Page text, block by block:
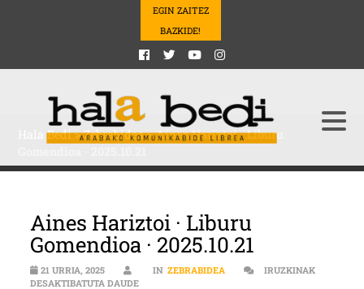
EGIN ZAITEZ
BAZKIDE!
Hala Bedi>Zebrabidea>Aines Hariztoi · Liburu
Aines Hariztoi · Liburu
Gomendioa · 2025.10.21
21 URRIA, 2025 IN ZEBRABIDEA
IRUZKINAK
DESAKTIBATUTA DAUDEAINES HARIZTOI · LIBURU GOMENDIOA ·